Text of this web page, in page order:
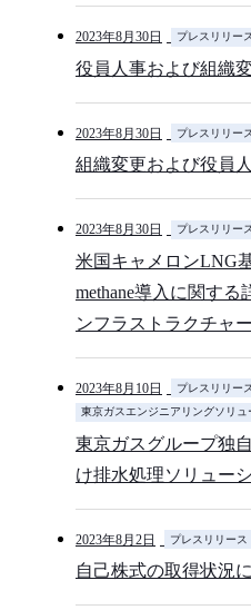
2023年8月30日 プレスリリー
役員人事および組織
2023年8月30日 プレスリリース
組織変更および役員
2023年8月30日 プレスリリー
米国キャメロンLNG
methane導入に関す
ンフラストラクチャ
2023年8月10日
プレスリリース
東京ガスエンジニアリングソリュ
東京ガスグループ独
け排水処理ソリュー
2023年8月2日 プレスリリース
自己株式の取得状況